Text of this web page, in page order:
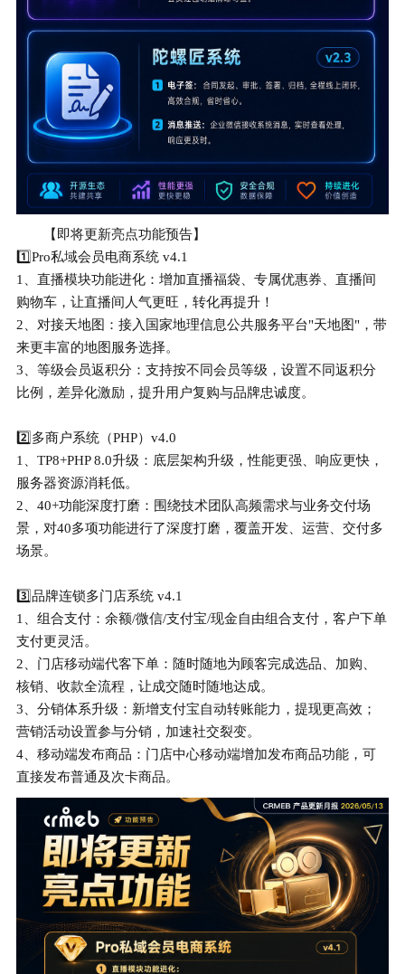
【即将更新亮点功能预告】
1️⃣Pro私域会员电商系统 v4.1
1、直播模块功能进化：增加直播福袋、专属优惠券、直播间
购物车，让直播间人气更旺，转化再提升！
2、对接天地图：接入国家地理信息公共服务平台"天地图"，带
来更丰富的地图服务选择。
3、等级会员返积分：支持按不同会员等级，设置不同返积分
比例，差异化激励，提升用户复购与品牌忠诚度。
2️⃣多商户系统（PHP）v4.0
1、TP8+PHP 8.0升级：底层架构升级，性能更强、响应更快，
服务器资源消耗低。
2、40+功能深度打磨：围绕技术团队高频需求与业务交付场
景，对40多项功能进行了深度打磨，覆盖开发、运营、交付多
场景。
3️⃣品牌连锁多门店系统 v4.1
1、组合支付：余额/微信/支付宝/现金自由组合支付，客户下单
支付更灵活。
2、门店移动端代客下单：随时随地为顾客完成选品、加购、
核销、收款全流程，让成交随时随地达成。
3、分销体系升级：新增支付宝自动转账能力，提现更高效；
营销活动设置参与分销，加速社交裂变。
4、移动端发布商品：门店中心移动端增加发布商品功能，可
直接发布普通及次卡商品。